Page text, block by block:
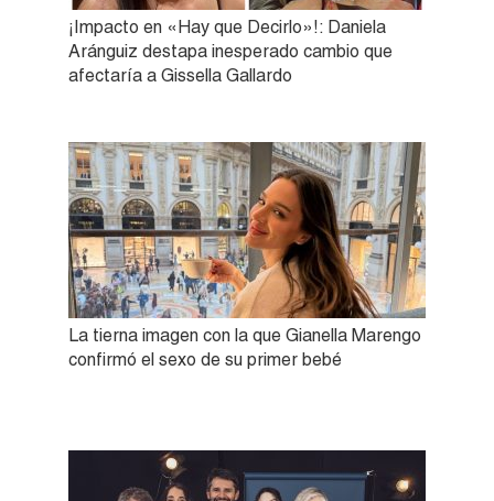
¡Impacto en «Hay que Decirlo»!: Daniela
Aránguiz destapa inesperado cambio que
afectaría a Gissella Gallardo
La tierna imagen con la que Gianella Marengo
confirmó el sexo de su primer bebé